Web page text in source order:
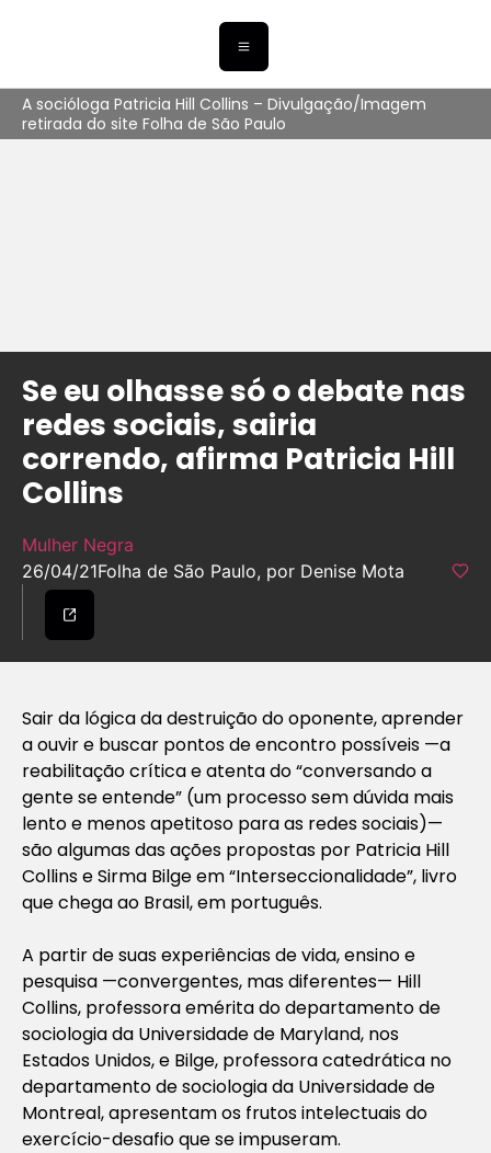
A socióloga Patricia Hill Collins – Divulgação/Imagem
retirada do site Folha de São Paulo
Se eu olhasse só o debate nas
redes sociais, sairia
correndo, afirma Patricia Hill
Collins
Mulher Negra
26/04/21Folha de São Paulo, por Denise Mota
Sair da lógica da destruição do oponente, aprender
a ouvir e buscar pontos de encontro possíveis —a
reabilitação crítica e atenta do “conversando a
gente se entende” (um processo sem dúvida mais
lento e menos apetitoso para as redes sociais)—
são algumas das ações propostas por Patricia Hill
Collins e Sirma Bilge em “Interseccionalidade”, livro
que chega ao Brasil, em português.
A partir de suas experiências de vida, ensino e
pesquisa —convergentes, mas diferentes— Hill
Collins, professora emérita do departamento de
sociologia da Universidade de Maryland, nos
Estados Unidos, e Bilge, professora catedrática no
departamento de sociologia da Universidade de
Montreal, apresentam os frutos intelectuais do
exercício-desafio que se impuseram.